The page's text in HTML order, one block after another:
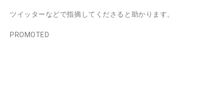
ツイッターなどで指摘してくださると助かります。
PROMOTED